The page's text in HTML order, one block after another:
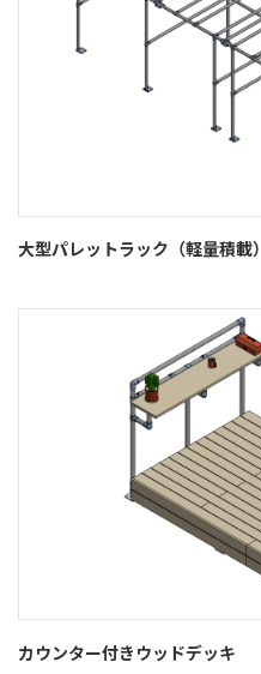
大型パレットラック（軽量積載）
カウンター付きウッドデッキ